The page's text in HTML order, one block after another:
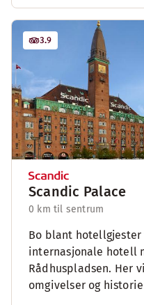
3.9
Scandic Palace
0 km til sentrum
Bo blant
internasjonale hotell
Rådhuspladsen. Her
omgivelser og